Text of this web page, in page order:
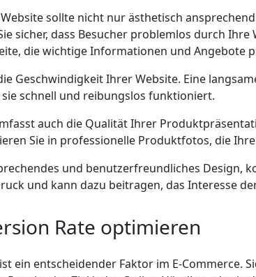
sollte nicht nur ästhetisch
sicher, dass Besucher problemlos durch
die wichtige Informationen und Angebote
Geschwindigkeit Ihrer Website. Eine
schnell und reibungslos funktioniert.
auch die Qualität Ihrer
Sie in professionelle Produktfotos, die
und benutzerfreundliches
und kann dazu beitragen, das Interesse
Rate optimieren
ein entscheidender Faktor im E-Commerce.